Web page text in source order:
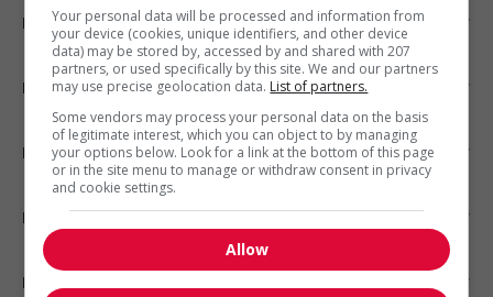
Emplois par ville
Emplois par secteur
Emplois par statut
Emplois par type
Nos suggestions
Your personal data will be processed and information from
your device (cookies, unique identifiers, and other device
data) may be stored by, accessed by and shared with 207
partners, or used specifically by this site. We and our partners
may use precise geolocation data. List of partners.
Some vendors may process your personal data on the basis
of legitimate interest, which you can object to by managing
your options below. Look for a link at the bottom of this page
or in the site menu to manage or withdraw consent in privacy
and cookie settings.
Allow